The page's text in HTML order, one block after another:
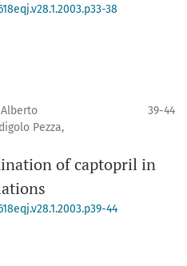
38
Pezza,
39-44
of captopril in
44